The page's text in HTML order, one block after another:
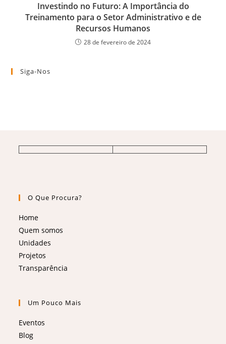
Investindo no Futuro: A Importância do
Treinamento para o Setor Administrativo e de
Recursos Humanos
28 de fevereiro de 2024
Siga-Nos
O Que Procura?
Home
Quem somos
Unidades
Projetos
Transparência
Um Pouco Mais
Eventos
Blog